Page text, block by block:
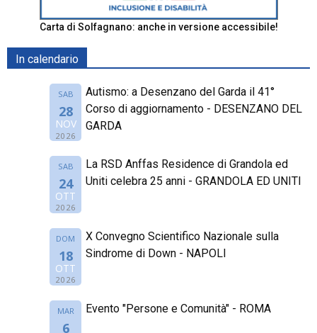
Carta di Solfagnano: anche in versione accessibile!
In calendario
SAB
28
NOV
2026
Autismo: a Desenzano del Garda il 41°
Corso di aggiornamento - DESENZANO DEL
GARDA
SAB
24
OTT
2026
La RSD Anffas Residence di Grandola ed
Uniti celebra 25 anni - GRANDOLA ED UNITI
DOM
18
OTT
2026
X Convegno Scientifico Nazionale sulla
Sindrome di Down - NAPOLI
MAR
6
Evento "Persone e Comunità" - ROMA